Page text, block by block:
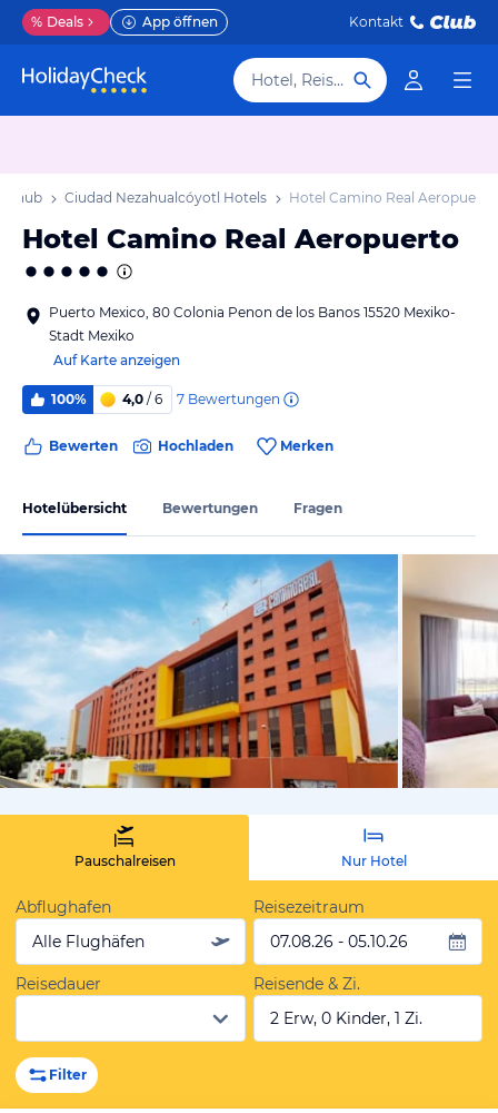
% Deals App öffnen Kontakt
Hotel, Reiseziel
Ciudad Nezahualcóyotl Hotels Hotel Camino Real Aeropuerto
Hotel Camino Real Aeropuerto
Puerto Mexico, 80 Colonia Penon de los Banos 15520 Mexiko-
Stadt Mexiko
Auf Karte anzeigen
100% 4,0 / 6 7 Bewertungen
Bewerten Hochladen Merken
Hotelübersicht Bewertungen Fragen
von
Pauschalreisen Nur Hotel
Abflughafen
Alle Flughäfen
Reisezeitraum
07.08.26 - 05.10.26
Reisedauer
Reisende & Zi.
2 Erw, 0 Kinder, 1 Zi.
Filter